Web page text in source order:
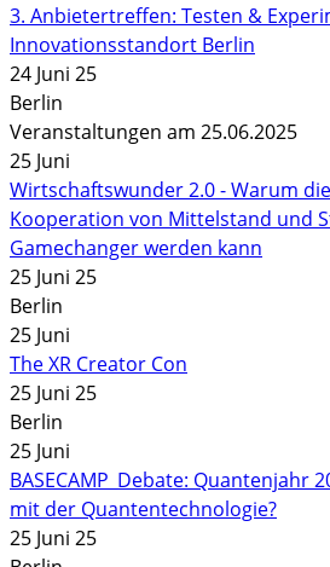
3. Anbietertreffen: Testen &
Innovationsstandort Berlin
24 Juni 25
Berlin
Veranstaltungen am 25.06.2025
25 Juni
Wirtschaftswunder 2.0 - Warum
Kooperation von Mittelstand und
Gamechanger werden kann
25 Juni 25
Berlin
25 Juni
The XR Creator Con
25 Juni 25
Berlin
25 Juni
BASECAMP_Debate: Quantenjahr
mit der Quantentechnologie?
25 Juni 25